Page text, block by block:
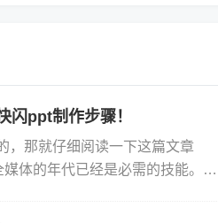
闪ppt制作步骤！
，那就仔细阅读一下这篇文章
体的年代已经是必需的技能。这